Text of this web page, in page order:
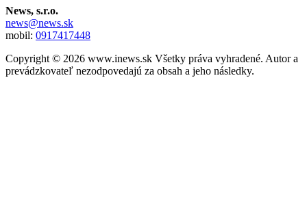
News, s.r.o.
news@news.sk
mobil: 0917417448
Copyright © 2026 www.inews.sk Všetky práva vyhradené. Autor a
prevádzkovateľ nezodpovedajú za obsah a jeho následky.